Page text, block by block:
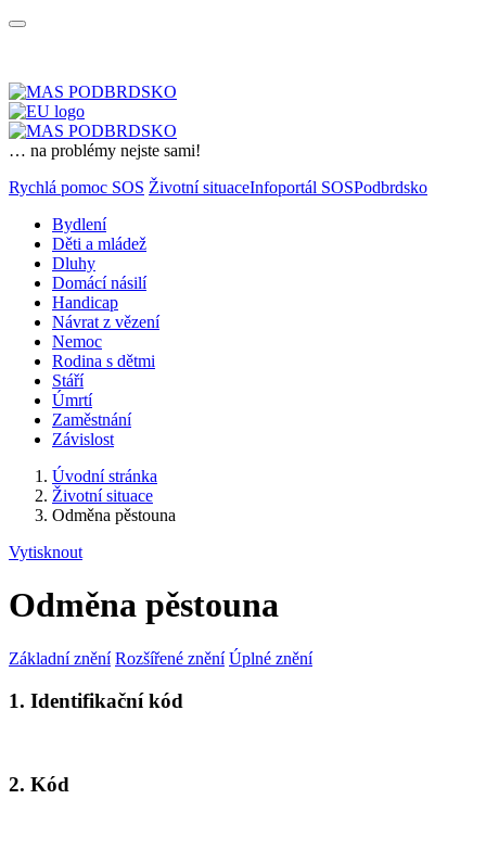
… na problémy nejste sami!
Rychlá pomoc SOS Životní situaceInfoportál SOSPodbrdsko
Bydlení
Děti a mládež
Dluhy
Domácí násilí
Handicap
Návrat z vězení
Nemoc
Rodina s dětmi
Stáří
Úmrtí
Zaměstnání
Závislost
Úvodní stránka
Životní situace
Odměna pěstouna
Vytisknout
Odměna pěstouna
Základní znění Rozšířené znění Úplné znění
1. Identifikační kód
2. Kód